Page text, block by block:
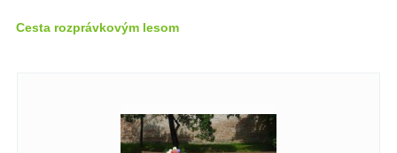
Cesta rozprávkovým lesom